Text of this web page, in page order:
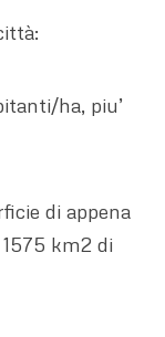
ha, piu’
di appena
km2 di